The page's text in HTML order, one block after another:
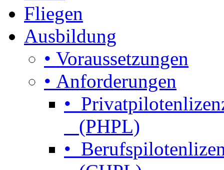
Fliegen
Ausbildung
• Voraussetzungen
• Anforderungen
•
(PHPL)
•